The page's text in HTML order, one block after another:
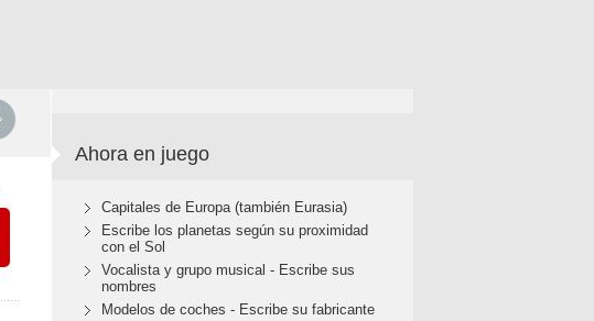
Ahora en juego
Capitales de Europa (también Eurasia)
Escribe los planetas según su proximidad
con el Sol
Vocalista y grupo musical - Escribe sus
nombres
Modelos de coches - Escribe su fabricante